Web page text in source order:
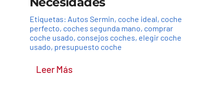
Etiquetas: Autos Sermin, coche ideal, coche
perfecto, coches segunda mano, comprar
coche usado, consejos coches, elegir coche
usado, presupuesto coche
Leer Más